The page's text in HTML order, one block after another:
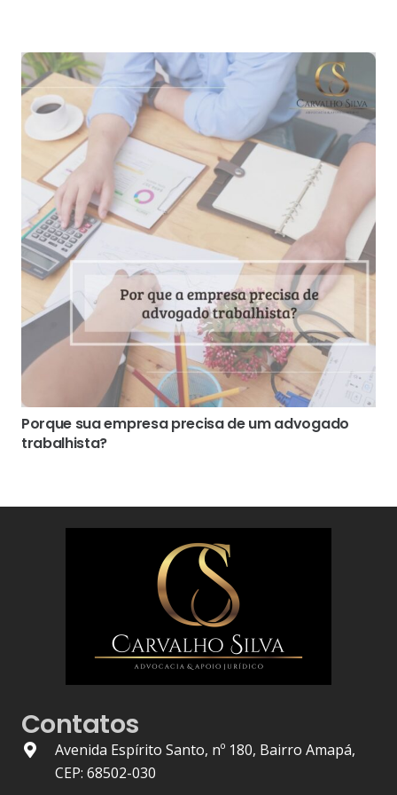
Porque sua empresa precisa de um advogado
trabalhista?
Contatos
Avenida Espírito Santo, nº 180, Bairro Amapá,
CEP: 68502-030